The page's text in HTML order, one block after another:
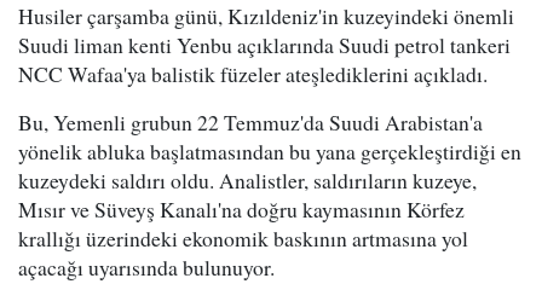
Husiler çarşamba günü, Kızıldeniz'in kuzeyindeki önemli
Suudi liman kenti Yenbu açıklarında Suudi petrol tankeri
NCC Wafaa'ya balistik füzeler ateşlediklerini açıkladı.
Bu, Yemenli grubun 22 Temmuz'da Suudi Arabistan'a
yönelik abluka başlatmasından bu yana gerçekleştirdiği en
kuzeydeki saldırı oldu. Analistler, saldırıların kuzeye,
Mısır ve Süveyş Kanalı'na doğru kaymasının Körfez
krallığı üzerindeki ekonomik baskının artmasına yol
açacağı uyarısında bulunuyor.